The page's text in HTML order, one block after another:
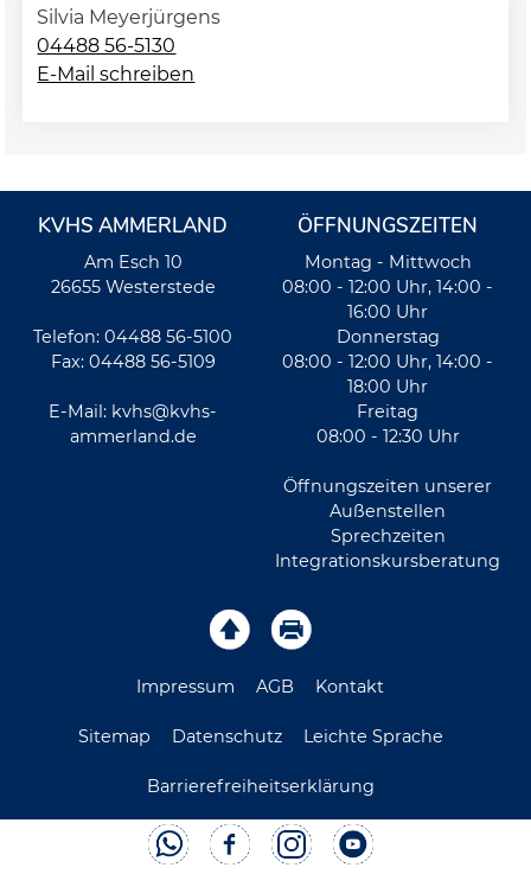
Silvia Meyerjürgens
04488 56-5130
E-Mail schreiben
KVHS AMMERLAND
Am Esch 10
26655 Westerstede
Telefon: 04488 56-5100
Fax: 04488 56-5109
E-Mail: kvhs@kvhs-
ammerland.de
ÖFFNUNGSZEITEN
Montag - Mittwoch
08:00 - 12:00 Uhr, 14:00 -
16:00 Uhr
Donnerstag
08:00 - 12:00 Uhr, 14:00 -
18:00 Uhr
Freitag
08:00 - 12:30 Uhr
Öffnungszeiten unserer
Außenstellen
Sprechzeiten
Integrationskursberatung
Impressum AGB Kontakt
Sitemap Datenschutz Leichte Sprache
Barrierefreiheitserklärung